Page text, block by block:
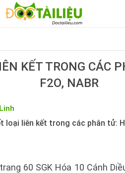
KẾT TRONG CÁC
F2O, NABR
liên kết trong các phân tử:
60 SGK Hóa 10 Cánh